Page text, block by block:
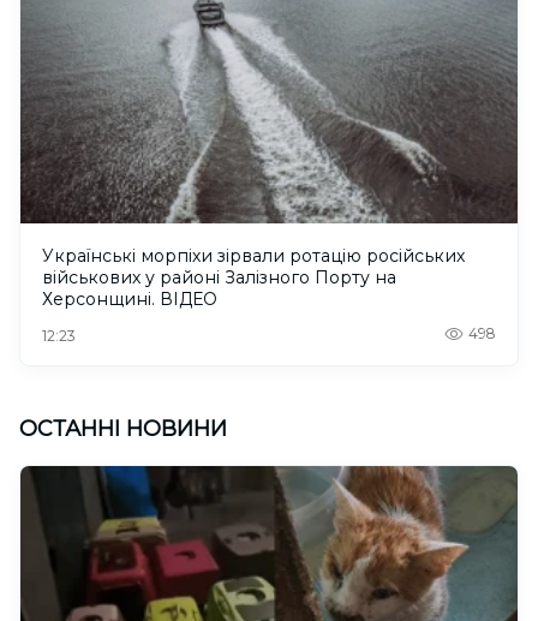
Українські морпіхи зірвали ротацію російських
військових у районі Залізного Порту на
Херсонщині. ВІДЕО
12:23 498
ОСТАННІ НОВИНИ